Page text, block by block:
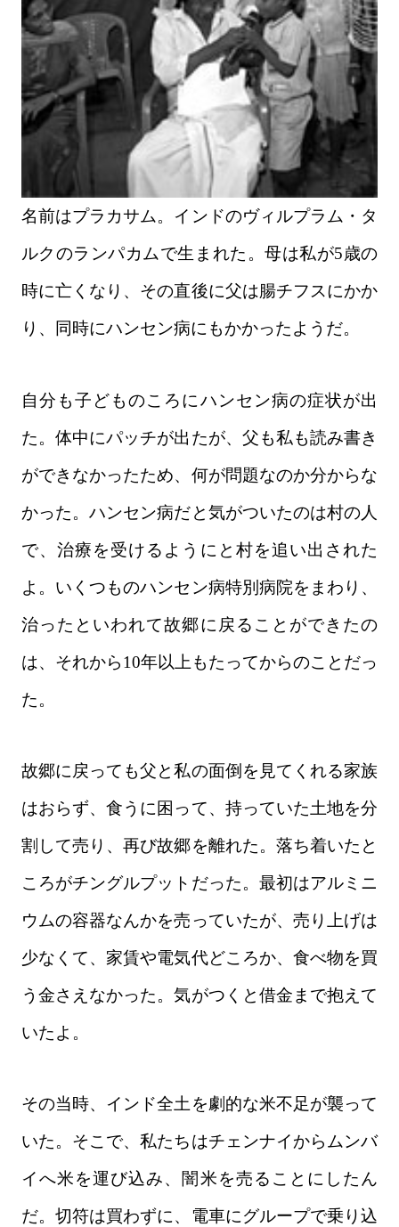
名前はプラカサム。インドのヴィルプラム・タ
ルクのランパカムで生まれた。母は私が5歳の
時に亡くなり、その直後に父は腸チフスにかか
り、同時にハンセン病にもかかったようだ。
自分も子どものころにハンセン病の症状が出
た。体中にパッチが出たが、父も私も読み書き
ができなかったため、何が問題なのか分からな
かった。ハンセン病だと気がついたのは村の人
で、治療を受けるようにと村を追い出された
よ。いくつものハンセン病特別病院をまわり、
治ったといわれて故郷に戻ることができたの
は、それから10年以上もたってからのことだっ
た。
故郷に戻っても父と私の面倒を見てくれる家族
はおらず、食うに困って、持っていた土地を分
割して売り、再び故郷を離れた。落ち着いたと
ころがチングルプットだった。最初はアルミニ
ウムの容器なんかを売っていたが、売り上げは
少なくて、家賃や電気代どころか、食べ物を買
う金さえなかった。気がつくと借金まで抱えて
いたよ。
その当時、インド全土を劇的な米不足が襲って
いた。そこで、私たちはチェンナイからムンバ
イへ米を運び込み、闇米を売ることにしたん
だ。切符は買わずに、電車にグループで乗り込